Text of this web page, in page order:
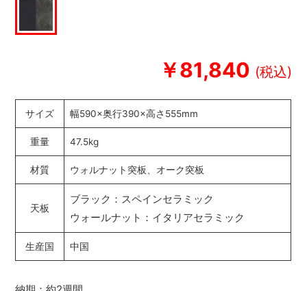
￥81,840
サイズ 幅590×奥行390×高さ555mm
重量 47.5kg
材質 ウォルナット突板、オーク突板
天板
ブラック：スペインセラミック
ウォールナット：イタリアセラミック
生産国 中国